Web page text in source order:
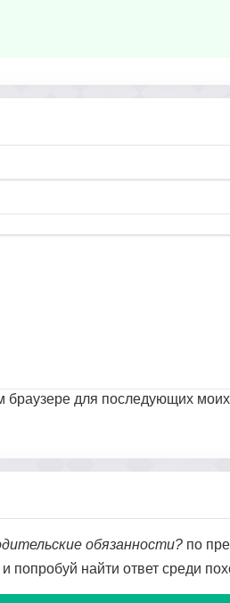
браузере для последующих
обязанности? по
попробуй найти ответ среди